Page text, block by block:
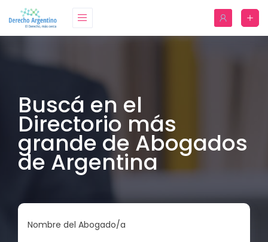
Buscá en el
Directorio más
grande de Abogados
de Argentina
Nombre del Abogado/a